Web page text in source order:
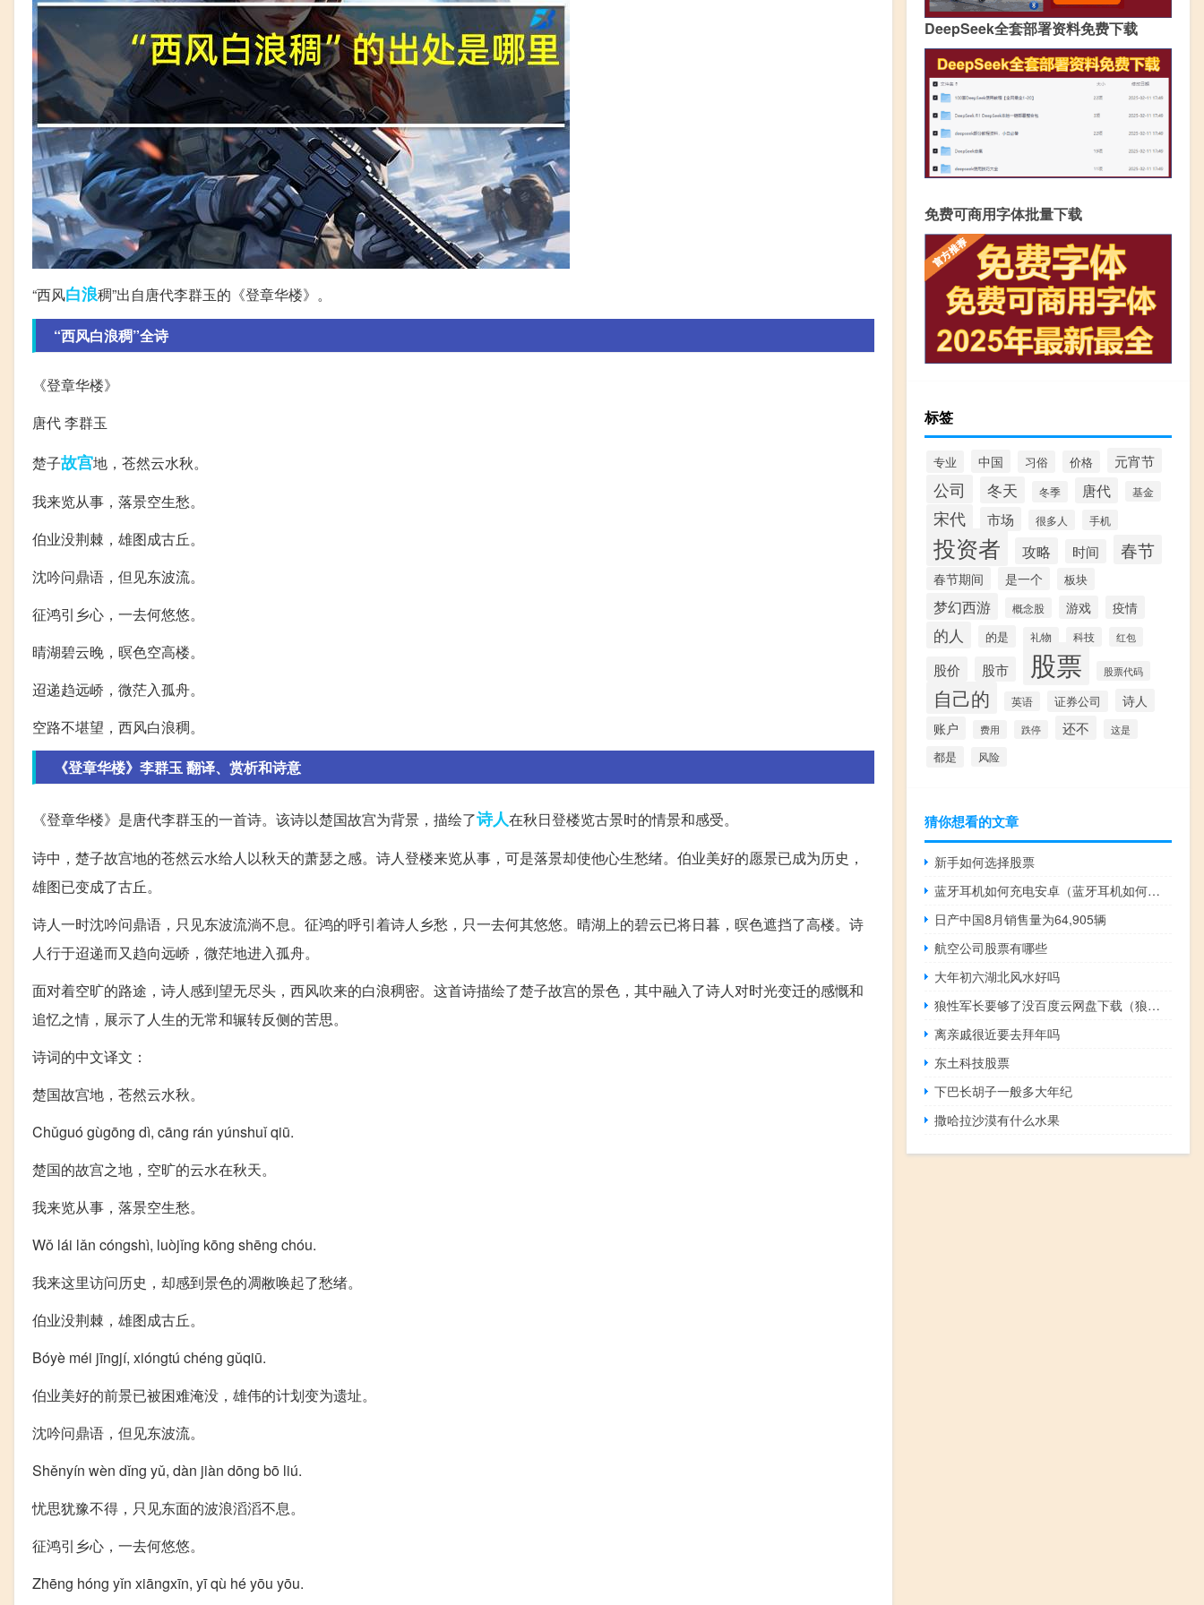
“西风白浪稠”出自唐代李群玉的《登章华楼》。
“西风白浪稠”全诗
《登章华楼》
唐代 李群玉
楚子故宫地，苍然云水秋。
我来览从事，落景空生愁。
伯业没荆棘，雄图成古丘。
沈吟问鼎语，但见东波流。
征鸿引乡心，一去何悠悠。
晴湖碧云晚，暝色空高楼。
迢递趋远峤，微茫入孤舟。
空路不堪望，西风白浪稠。
《登章华楼》李群玉 翻译、赏析和诗意
《登章华楼》是唐代李群玉的一首诗。该诗以楚国故宫为背景，描绘了诗人在秋日登楼览古景时的情景和感受。
诗中，楚子故宫地的苍然云水给人以秋天的萧瑟之感。诗人登楼来览从事，可是落景却使他心生愁绪。伯业美好的愿景已成为历史，
雄图已变成了古丘。
诗人一时沈吟问鼎语，只见东波流淌不息。征鸿的呼引着诗人乡愁，只一去何其悠悠。晴湖上的碧云已将日暮，暝色遮挡了高楼。诗
人行于迢递而又趋向远峤，微茫地进入孤舟。
面对着空旷的路途，诗人感到望无尽头，西风吹来的白浪稠密。这首诗描绘了楚子故宫的景色，其中融入了诗人对时光变迁的感慨和
追忆之情，展示了人生的无常和辗转反侧的苦思。
诗词的中文译文：
楚国故宫地，苍然云水秋。
Chǔguó gùgōng dì, cāng rán yúnshuǐ qiū.
楚国的故宫之地，空旷的云水在秋天。
我来览从事，落景空生愁。
Wǒ lái lǎn cóngshì, luòjǐng kōng shēng chóu.
我来这里访问历史，却感到景色的凋敝唤起了愁绪。
伯业没荆棘，雄图成古丘。
Bóyè méi jīngjí, xióngtú chéng gǔqiū.
伯业美好的前景已被困难淹没，雄伟的计划变为遗址。
沈吟问鼎语，但见东波流。
Shěnyín wèn dǐng yǔ, dàn jiàn dōng bō liú.
忧思犹豫不得，只见东面的波浪滔滔不息。
征鸿引乡心，一去何悠悠。
Zhēng hóng yǐn xiāngxīn, yī qù hé yōu yōu.
DeepSeek全套部署资料免费下载
免费可商用字体批量下载
标签
专业 中国 习俗 价格 元宵节
公司 冬天 冬季 唐代 基金
宋代 市场 很多人 手机
投资者 攻略 时间 春节
春节期间 是一个 板块
梦幻西游 概念股 游戏 疫情
的人 的是 礼物 科技 红包
股价 股市 股票 股票代码
自己的 英语 证券公司
诗人
账户
费用 跌停 还不 这是
都是 风险
猜你想看的文章
新手如何选择股票
蓝牙耳机如何充电安卓（蓝牙耳机如何充电）
日产中国8月销售量为64,905辆
航空公司股票有哪些
大年初六湖北风水好吗
狼性军长要够了没百度云网盘下载（狼性军长要够了没）
离亲戚很近要去拜年吗
东土科技股票
下巴长胡子一般多大年纪
撒哈拉沙漠有什么水果